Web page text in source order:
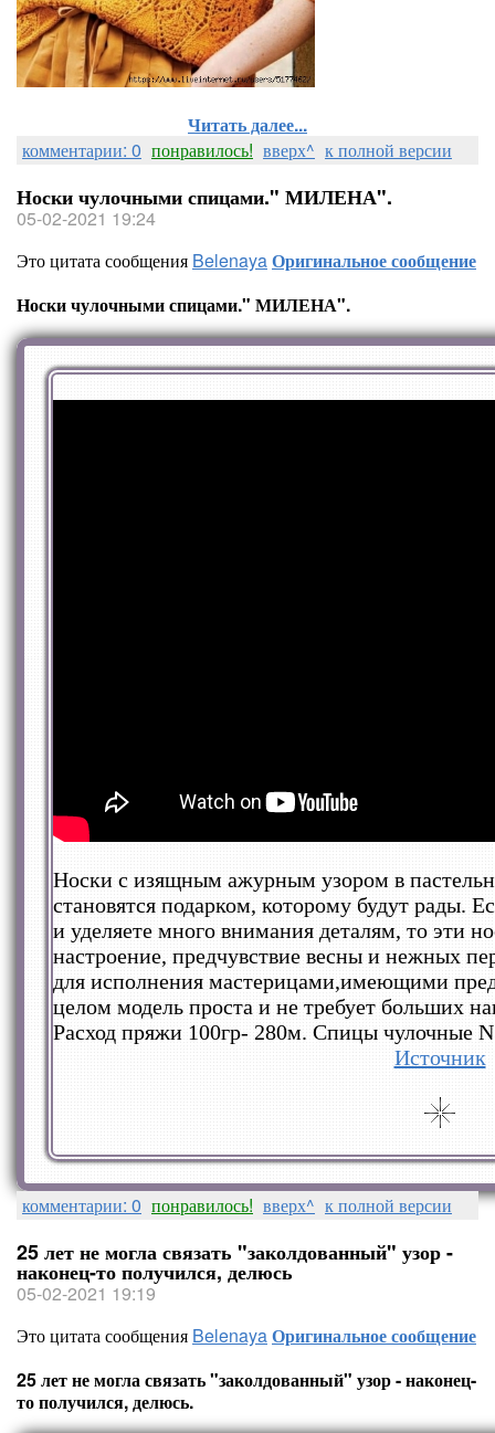
Читать далее...
комментарии: 0 понравилось! вверх^ к полной версии
Носки чулочными спицами." МИЛЕНА".
05-02-2021 19:24
Это цитата сообщения BelenayaОригинальное сообщение
Носки чулочными спицами." МИЛЕНА".
Носки с изящным ажурным узором в
становятся подарком, которому будут рады.
и уделяете много внимания деталям, то эти
настроение, предчувствие весны и нежных
для исполнения мастерицами,имеющими
целом модель проста и не требует больших
Расход пряжи 100гр- 280м. Спицы чулочные
Источник
комментарии: 0 понравилось! вверх^ к полной версии
25 лет не могла связать "заколдованный" узор -
наконец-то получился, делюсь
05-02-2021 19:19
Это цитата сообщения BelenayaОригинальное сообщение
25 лет не могла связать "заколдованный" узор - наконец-
то получился, делюсь.